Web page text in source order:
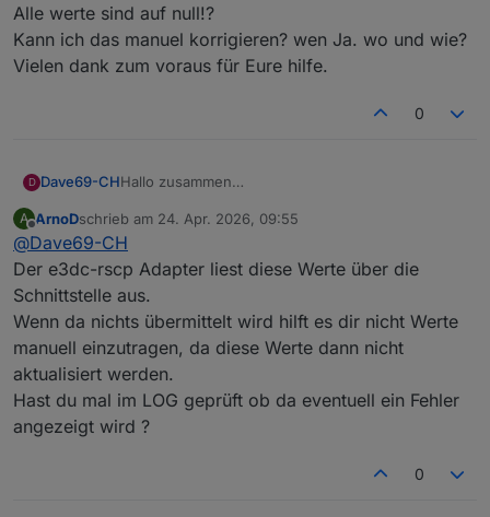
Alle werte sind auf null!?
Kann ich das manuel korrigieren? wen Ja. wo und wie?
Vielen dank zum voraus für Eure hilfe.
0
D Dave69-CHHallo zusammen
Habe Node js aktualisiert (v22.22.2) und das
system neu gestartet.
Jezt seht aber auf der Wallbox Seite bei: "
Datenpunkt: "e3dc-rscp.0.WB.WB_0.ENERGY_ALL"
Alle werte sind auf null!?
Kann ich das manuel korrigieren? wen Ja. wo und
wie?
Vielen dank zum voraus für Eure hilfe.
A
Offline
ArnoDschrieb am 24. Apr. 2026, 09:55
zuletzt editiert von
@Dave69-CH
Der e3dc-rscp Adapter liest diese Werte über die
Schnittstelle aus.
Wenn da nichts übermittelt wird hilft es dir nicht Werte
manuell einzutragen, da diese Werte dann nicht
aktualisiert werden.
Hast du mal im LOG geprüft ob da eventuell ein Fehler
angezeigt wird ?
0